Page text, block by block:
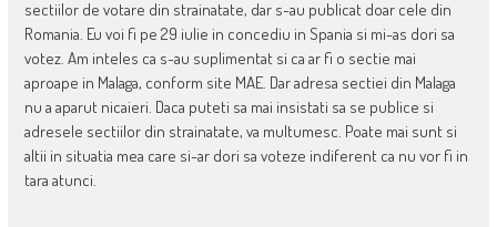
sectiilor de votare din strainatate, dar s-au publicat doar cele din
Romania. Eu voi fi pe 29 iulie in concediu in Spania si mi-as dori sa
votez. Am inteles ca s-au suplimentat si ca ar fi o sectie mai
aproape in Malaga, conform site MAE. Dar adresa sectiei din Malaga
nu a aparut nicaieri. Daca puteti sa mai insistati sa se publice si
adresele sectiilor din strainatate, va multumesc. Poate mai sunt si
altii in situatia mea care si-ar dori sa voteze indiferent ca nu vor fi in
tara atunci.